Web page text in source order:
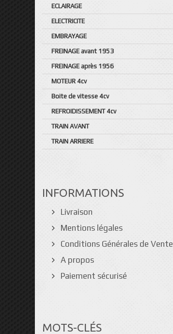
ECLAIRAGE
ELECTRICITE
EMBRAYAGE
FREINAGE avant 1953
FREINAGE après 1956
MOTEUR 4cv
Boite de vitesse 4cv
REFROIDISSEMENT 4cv
TRAIN AVANT
TRAIN ARRIERE
INFORMATIONS
Livraison
Mentions légales
Conditions Générales de Vente
A propos
Paiement sécurisé
MOTS-CLÉS